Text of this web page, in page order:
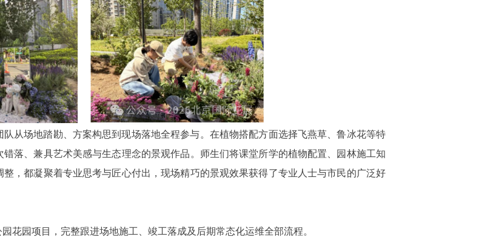
从场地踏勘、方案构思到现场落地全程参与。在植物搭配方面选择飞燕草、鲁冰花等特
落、兼具艺术美感与生态理念的景观作品。师生们将课堂所学的植物配置、园林施工知
，都凝聚着专业思考与匠心付出，现场精巧的景观效果获得了专业人士与市民的广泛好
花园项目，完整跟进场地施工、竣工落成及后期常态化运维全部流程。